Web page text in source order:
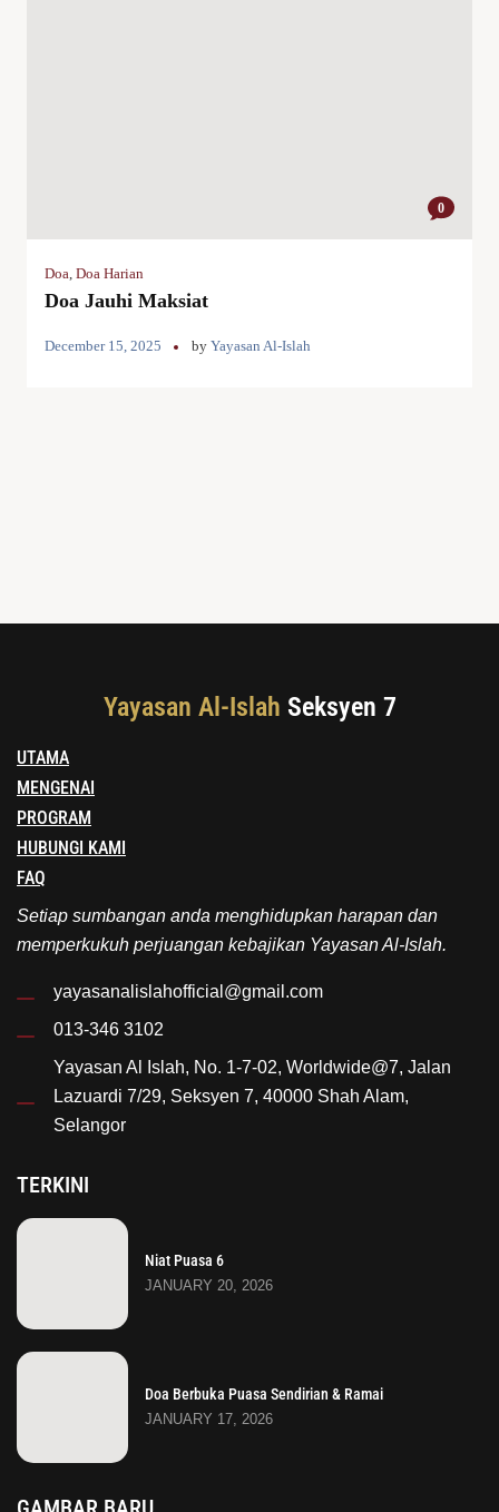
0
Doa Doa Harian
Doa Jauhi Maksiat
December 15, 2025 by Yayasan Al-Islah
Yayasan Al-Islah Seksyen 7
UTAMA
MENGENAI
PROGRAM
HUBUNGI KAMI
FAQ
Setiap sumbangan anda menghidupkan harapan dan
memperkukuh perjuangan kebajikan Yayasan Al-Islah.
yayasanalislahofficial@gmail.com
013-346 3102
Yayasan Al Islah, No. 1-7-02, Worldwide@7, Jalan
Lazuardi 7/29, Seksyen 7, 40000 Shah Alam,
Selangor
TERKINI
Niat Puasa 6
JANUARY 20, 2026
Doa Berbuka Puasa Sendirian & Ramai
JANUARY 17, 2026